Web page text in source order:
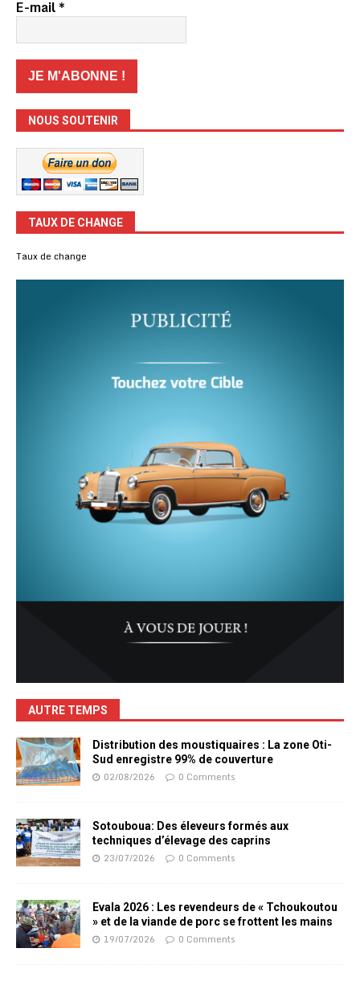
E-mail*
NOUS SOUTENIR
TAUX DE CHANGE
Taux de change
AUTRE TEMPS
Distribution des moustiquaires : La zone Oti-
Sud enregistre 99% de couverture
02/08/2026 0 Comments
Sotouboua: Des éleveurs formés aux
techniques d’élevage des caprins
23/07/2026 0 Comments
Evala 2026 : Les revendeurs de « Tchoukoutou
» et de la viande de porc se frottent les mains
19/07/2026 0 Comments